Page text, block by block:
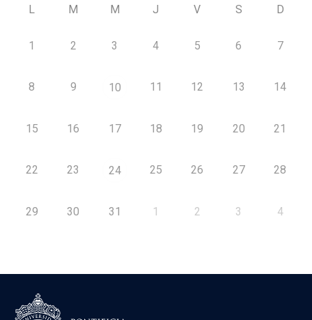
L M M J V S D
1 2 3 4 5 6 7
8 9 10 11 12 13 14
15 16 17 18 19 20 21
22 23 24 25 26 27 28
29 30 31 1 2 3 4